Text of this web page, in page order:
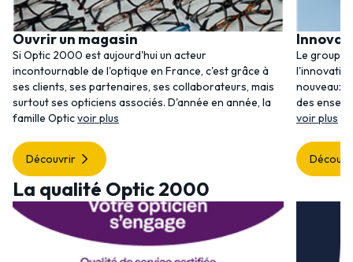
Ouvrir un magasin
Si Optic 2000 est aujourd'hui un acteur
incontournable de l'optique en France, c'est grâce à
ses clients, ses partenaires, ses collaborateurs, mais
surtout ses opticiens associés. D'année en année, la
famille Opticvoir plus
Découvrir
Le
nouveaux
des
voir plus
La qualité Optic 2000